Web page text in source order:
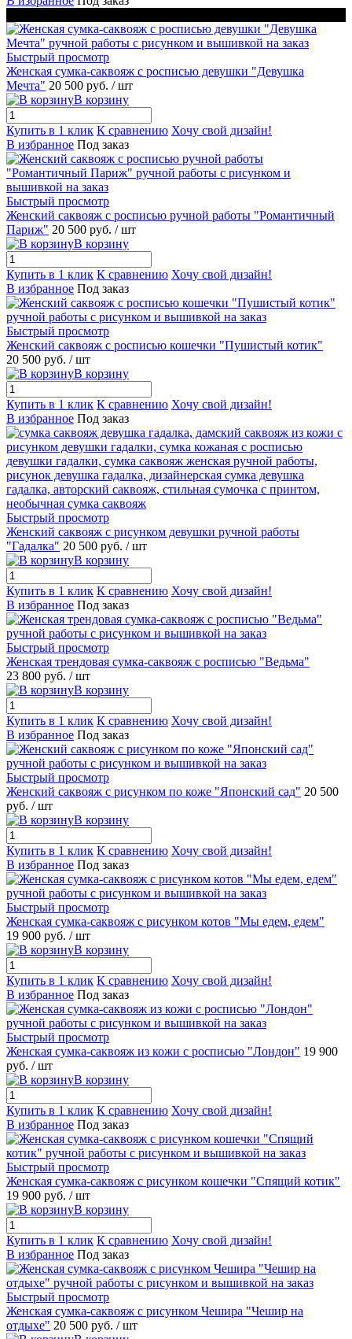
Быстрый просмотр
Женская сумка-саквояж с росписью девушки "Девушка
Мечта" 20 500 руб. / шт
В корзину
Купить в 1 клик К сравнению Хочу свой дизайн!
В избранное Под заказ
Быстрый просмотр
Женский саквояж с росписью ручной работы "Романтичный
Париж" 20 500 руб. / шт
В корзину
Купить в 1 клик К сравнению Хочу свой дизайн!
В избранное Под заказ
Быстрый просмотр
Женский саквояж с росписью кошечки "Пушистый котик"
20 500 руб. / шт
В корзину
Купить в 1 клик К сравнению Хочу свой дизайн!
В избранное Под заказ
Быстрый просмотр
Женский саквояж с рисунком девушки ручной работы
"Гадалка" 20 500 руб. / шт
В корзину
Купить в 1 клик К сравнению Хочу свой дизайн!
В избранное Под заказ
Быстрый просмотр
Женская трендовая сумка-саквояж с росписью "Ведьма"
23 800 руб. / шт
В корзину
Купить в 1 клик К сравнению Хочу свой дизайн!
В избранное Под заказ
Быстрый просмотр
Женский саквояж с рисунком по коже "Японский сад" 20 500
руб. / шт
В корзину
Купить в 1 клик К сравнению Хочу свой дизайн!
В избранное Под заказ
Быстрый просмотр
Женская сумка-саквояж с рисунком котов "Мы едем, едем"
19 900 руб. / шт
В корзину
Купить в 1 клик К сравнению Хочу свой дизайн!
В избранное Под заказ
Быстрый просмотр
Женская сумка-саквояж из кожи с росписью "Лондон" 19 900
руб. / шт
В корзину
Купить в 1 клик К сравнению Хочу свой дизайн!
В избранное Под заказ
Быстрый просмотр
Женская сумка-саквояж с рисунком кошечки "Спящий котик"
19 900 руб. / шт
В корзину
Купить в 1 клик К сравнению Хочу свой дизайн!
В избранное Под заказ
Быстрый просмотр
Женская сумка-саквояж с рисунком Чешира "Чешир на
отдыхе" 20 500 руб. / шт